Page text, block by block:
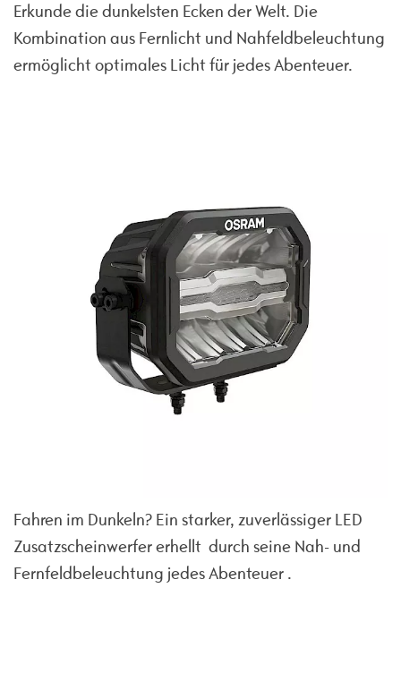
Erkunde die dunkelsten Ecken der Welt. Die
Kombination aus Fernlicht und Nahfeldbeleuchtung
ermöglicht optimales Licht für jedes Abenteuer.
Fahren im Dunkeln? Ein starker, zuverlässiger LED
Zusatzscheinwerfer erhellt durch seine Nah- und
Fernfeldbeleuchtung jedes Abenteuer .